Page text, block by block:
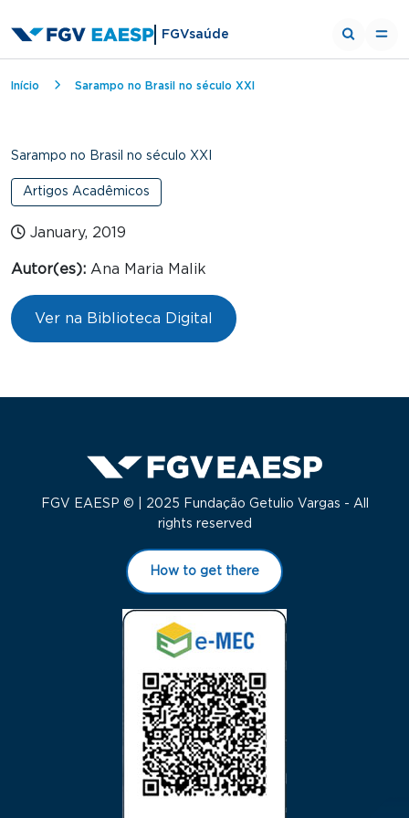
FGVsaúde
Breadcrumb
Início Sarampo no Brasil no século XXI
Sarampo no Brasil no século XXI
Artigos Acadêmicos
January, 2019
Autor(es): Ana Maria Malik
Ver na Biblioteca Digital
FGV EAESP © | 2025 Fundação Getulio Vargas - All
rights reserved
How to get there